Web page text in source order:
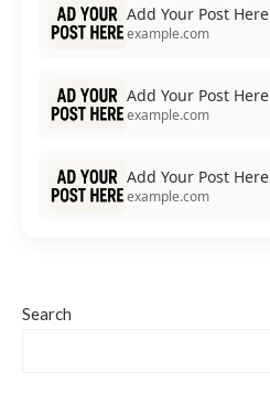
Add Your Post Here
example.com
Add Your Post Here
example.com
Add Your Post Here
example.com
Search